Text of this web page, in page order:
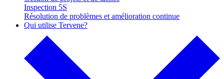
Inspection 5S
Résolution de problèmes et amélioration continue
Qui utilise Tervene?